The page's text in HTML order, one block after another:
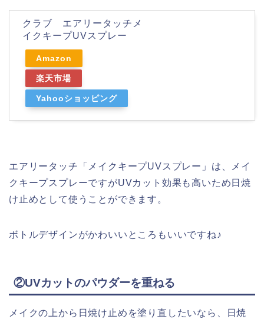
クラブ エアリータッチメ
イクキープUVスプレー
Amazon
楽天市場
Yahooショッピング
エアリータッチ「メイクキープUVスプレー」は、
メイ
クキープスプレーですがUVカット効果も高いため日焼
け止めとして使うことができます。
ボトルデザインがかわいいところもいいですね♪
②UVカットのパウダーを重ねる
メイクの上から日焼け止めを塗り直したいなら、日焼